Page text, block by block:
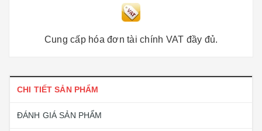
Cung cấp hóa đơn tài chính VAT đầy đủ.
CHI TIẾT SẢN PHẨM
ĐÁNH GIÁ SẢN PHẨM